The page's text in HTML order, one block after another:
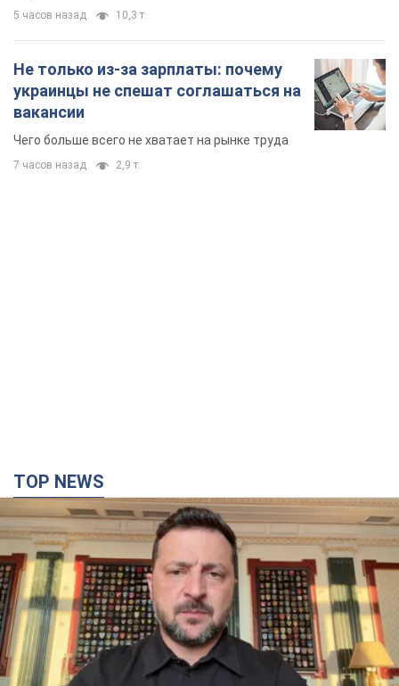
5 часов назад 10,3 т.
Не только из-за зарплаты: почему
украинцы не спешат соглашаться на
вакансии
Чего больше всего не хватает на рынке труда
7 часов назад 2,9 т.
TOP NEWS